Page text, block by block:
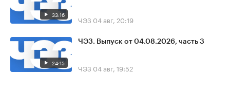
33:16 ЧЭЗ 04 авг, 20:19
24:15
ЧЭЗ. Выпуск от 04.08.2026, часть 3
ЧЭЗ 04 авг, 19:52